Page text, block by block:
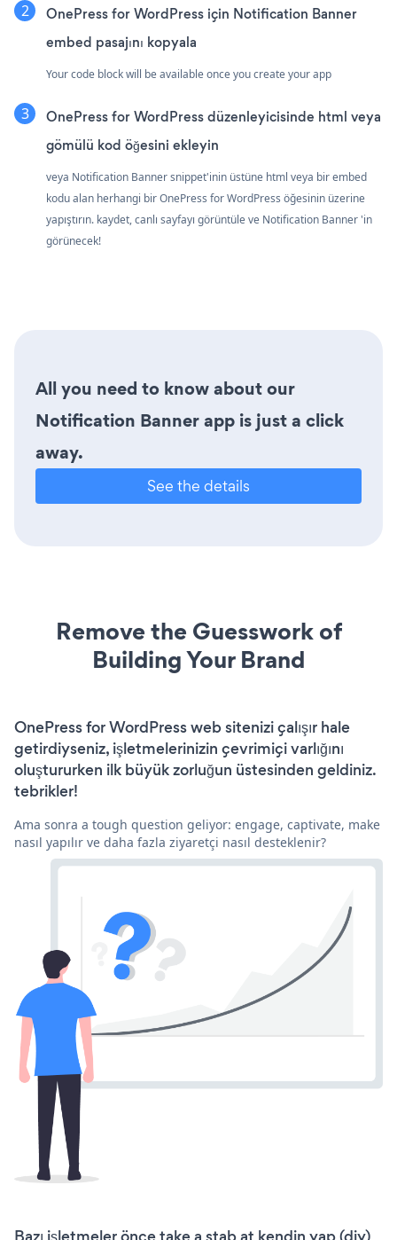
OnePress for WordPress için Notification Banner
embed pasajını kopyala
Your code block will be available once you create your app
OnePress for WordPress düzenleyicisinde html veya
gömülü kod öğesini ekleyin
veya Notification Banner snippet'inin üstüne html veya bir embed
kodu alan herhangi bir OnePress for WordPress öğesinin üzerine
yapıştırın. kaydet, canlı sayfayı görüntüle ve Notification Banner 'in
görünecek!
All you need to know about our
Notification Banner app is just a click
away.
See the details
Remove the Guesswork of
Building Your Brand
OnePress for WordPress web sitenizi çalışır hale
getirdiyseniz, işletmelerinizin çevrimiçi varlığını
oluştururken ilk büyük zorluğun üstesinden geldiniz.
tebrikler!
Ama sonra a tough question geliyor: engage, captivate, make
nasıl yapılır ve daha fazla ziyaretçi nasıl desteklenir?